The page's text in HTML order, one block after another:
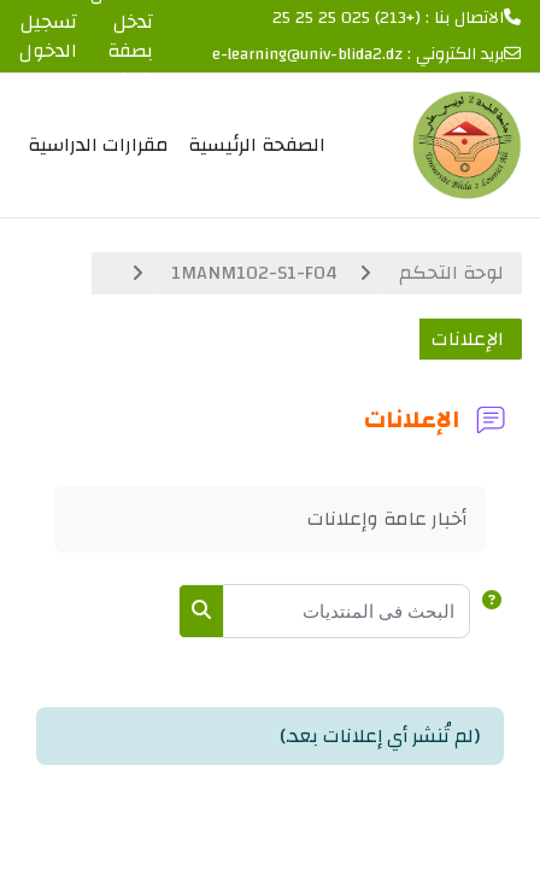
تخطى إلى المحتوى الرئيسي
الاتصال بنا : (+213) 025 25 25 25
بريد الكتروني :e-learning@univ-blida2.dz
تدخل
بصفة
ضيف
تسجيل
الدخول
الصفحة الرئيسية مقرارات الدراسية
لوحة التحكم
1MANM102-S1-F04
الإعلانات
الإعلانات
متطلبات الإكمال
أخبار عامة وإعلانات
البحث في المنتديات
البحث في المنتديات
(لم تُنشر أي إعلانات بعد.)